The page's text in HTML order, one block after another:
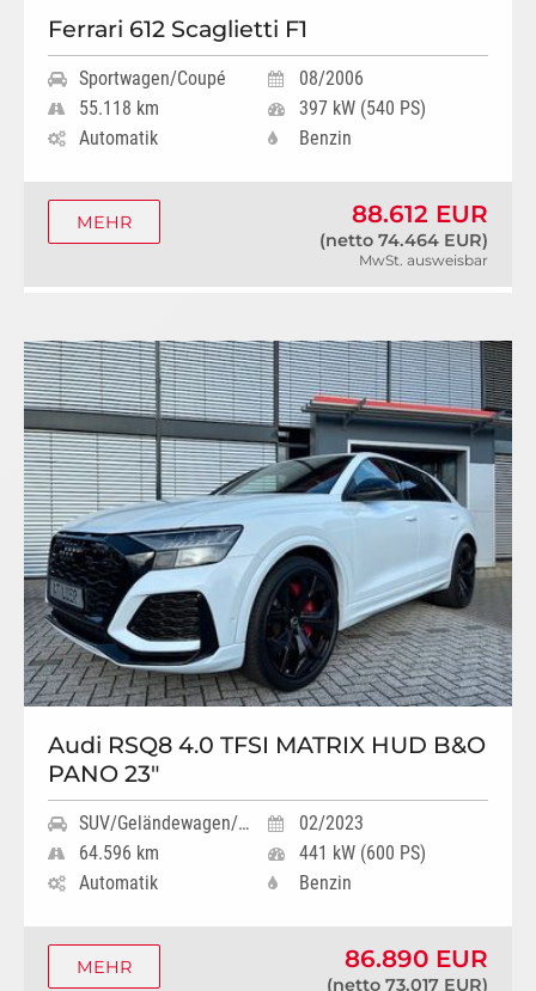
Ferrari 612 Scaglietti F1
Sportwagen/Coupé
08/2006
55.118 km
397 kW (540 PS)
Automatik
Benzin
88.612 EUR
(netto 74.464 EUR)
MwSt. ausweisbar
MEHR
Audi RSQ8 4.0 TFSI MATRIX HUD B&O
PANO 23"
SUV/Geländewagen/Pickup
02/2023
64.596 km
441 kW (600 PS)
Automatik
Benzin
86.890 EUR
(netto 73.017 EUR)
MEHR